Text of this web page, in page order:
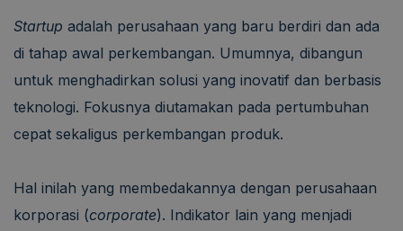
Startup adalah perusahaan yang baru berdiri dan ada
di tahap awal perkembangan. Umumnya, dibangun
untuk menghadirkan solusi yang inovatif dan berbasis
teknologi. Fokusnya diutamakan pada pertumbuhan
cepat sekaligus perkembangan produk.
Hal inilah yang membedakannya dengan perusahaan
korporasi (corporate). Indikator lain yang menjadi